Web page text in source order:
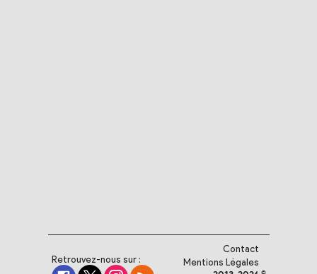
Retrouvez-nous sur :
Contact
Mentions Légales